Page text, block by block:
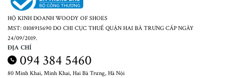
HỘ KINH DOANH WOODY OF SHOES
MST: 0108915690 DO CHI CỤC THUẾ QUẬN HAI BÀ TRƯNG CẤP NGÀY
24/09/2019.
ĐỊA CHỈ
094 384 5460
80 Minh Khai, Minh Khai, Hai Bà Trưng, Hà Nội